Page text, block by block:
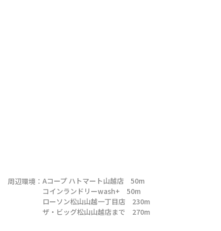
周辺環境： Aコープ ハトマート山越店　50m
コインランドリーwash+　50m
ローソン松山山越一丁目店　230m
ザ・ビッグ松山山越店まで　270m